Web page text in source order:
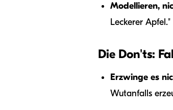
Modellieren,
Leckerer Apfel."
Die Don'ts:
Erzwinge es
Wutanfalls